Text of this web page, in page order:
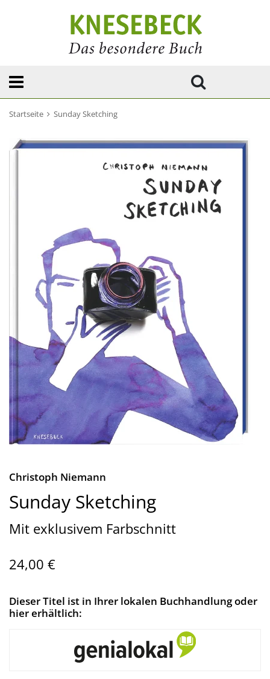
Startseite Sunday Sketching
Christoph Niemann
Sunday Sketching
Mit exklusivem Farbschnitt
24,00 €
Dieser Titel ist in Ihrer lokalen Buchhandlung oder
hier erhältlich: